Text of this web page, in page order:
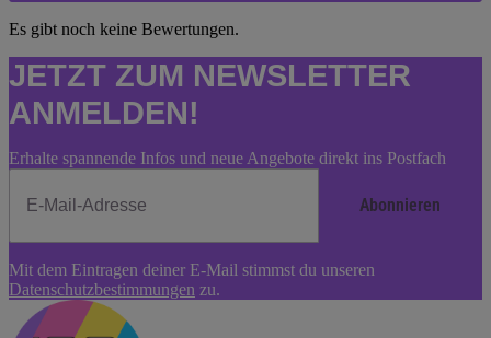
Es gibt noch keine Bewertungen.
JETZT ZUM NEWSLETTER
ANMELDEN!
Erhalte spannende Infos und neue Angebote direkt ins Postfach
Abonnieren
Abonnieren
Mit dem Eintragen deiner E-Mail stimmst du unseren
Datenschutzbestimmungen zu.